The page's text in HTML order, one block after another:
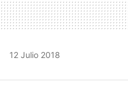
12 Julio 2018